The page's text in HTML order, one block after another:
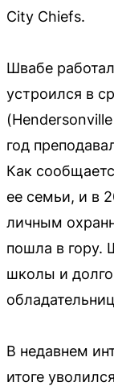
City Chiefs.
Швабе
устроился в
год
Как
ее семьи, и в
личным
пошла в гору.
школы и
В недавнем
итоге